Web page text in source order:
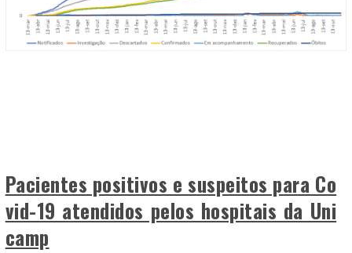
Pacientes positivos e suspeitos para Co
vid-19 atendidos pelos hospitais da Uni
camp